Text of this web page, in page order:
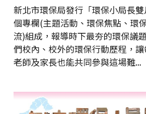
新北市環保局發行「環保小局長
個專欄(主題活動、環保焦點、環
流)組成，報導時下最夯的環保議
們校內、校外的環保行動歷程，讓
老師及家長也能共同參與這場難...